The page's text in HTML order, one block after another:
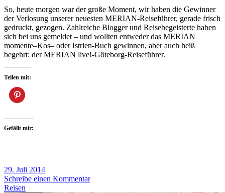
So, heute morgen war der große Moment, wir haben die Gewinner
der Verlosung unserer neuesten MERIAN-Reiseführer, gerade frisch
gedruckt, gezogen. Zahlreiche Blogger und Reisebegeisterte haben
sich bei uns gemeldet – und wollten entweder das MERIAN
momente–Kos– oder Istrien-Buch gewinnen, aber auch heiß
begehrt: der MERIAN live!-Göteborg-Reiseführer.
Teilen mit:
Gefällt mir:
29. Juli 2014
Schreibe einen Kommentar
Reisen